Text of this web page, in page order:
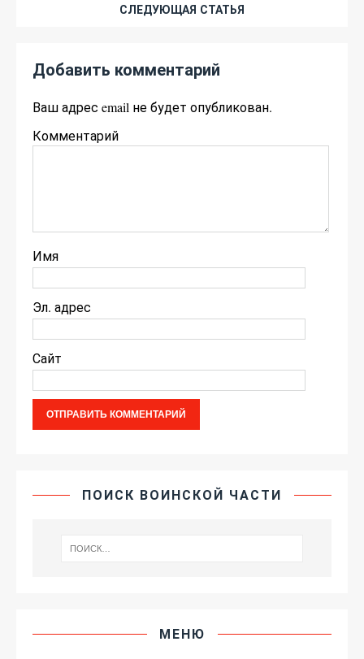
СЛЕДУЮЩАЯ СТАТЬЯ
Добавить комментарий
Ваш адрес email не будет опубликован.
Комментарий
Имя
Эл. адрес
Сайт
ПОИСК ВОИНСКОЙ ЧАСТИ
МЕНЮ